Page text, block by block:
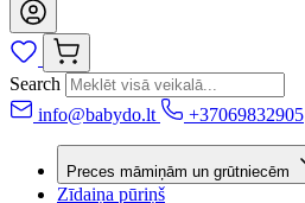
Search
info@babydo.lt
+37069832905
Preces māmiņām un grūtniecēm
Zīdaiņa pūriņš